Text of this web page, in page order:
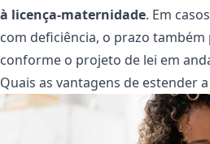
à licença-maternidade. Em
com deficiência, o prazo
conforme o projeto de lei em
Quais as vantagens de estender